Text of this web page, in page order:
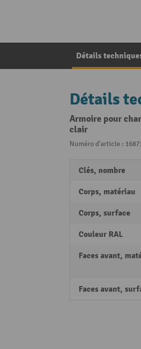
Détails
Détails
Armoire pour
clair
Numéro d'article :
Clés, nombre
Corps, matériau
Corps, surface
Couleur RAL
Faces avant,
Faces avant,